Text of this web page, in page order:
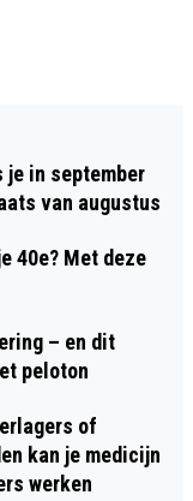
in september
van augustus
40e? Met deze
– en dit
peloton
of
kan je medicijn
werken